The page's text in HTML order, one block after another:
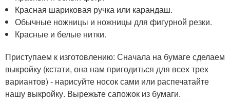
Красная шариковая ручка или карандаш.
Обычные ножницы и ножницы для фигурной резки.
Красные и белые нитки.
Приступаем к изготовлению: Сначала на бумаге сделаем
выкройку (кстати, она нам пригодиться для всех трех
вариантов) - нарисуйте носок сами или распечатайте
нашу выкройку. Вырежьте сапожок из бумаги.